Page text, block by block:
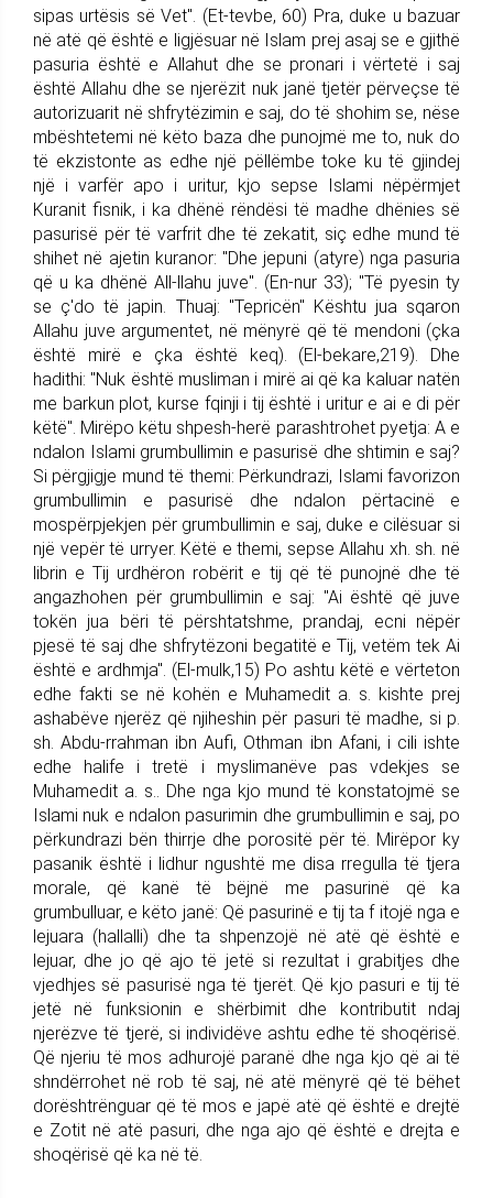
sipas urtësis së Vet". (Et-tevbe, 60) Pra, duke u bazuar
në atë që është e ligjësuar në Islam prej asaj se e gjithë
pasuria është e Allahut dhe se pronari i vërtetë i saj
është Allahu dhe se njerëzit nuk janë tjetër përveçse të
autorizuarit në shfrytëzimin e saj, do të shohim se, nëse
mbështetemi në këto baza dhe punojmë me to, nuk do
të ekzistonte as edhe një pëllëmbe toke ku të gjindej
një i varfër apo i uritur, kjo sepse Islami nëpërmjet
Kuranit fisnik, i ka dhënë rëndësi të madhe dhënies së
pasurisë për të varfrit dhe të zekatit, siç edhe mund të
shihet në ajetin kuranor: "Dhe jepuni (atyre) nga pasuria
që u ka dhënë All-llahu juve". (En-nur 33); "Të pyesin ty
se ç'do të japin. Thuaj: "Tepricën" Kështu jua sqaron
Allahu juve argumentet, në mënyrë që të mendoni (çka
është mirë e çka është keq). (El-bekare,219). Dhe
hadithi: "Nuk është musliman i mirë ai që ka kaluar natën
me barkun plot, kurse fqinji i tij është i uritur e ai e di për
këtë". Mirëpo këtu shpesh-herë parashtrohet pyetja: A e
ndalon Islami grumbullimin e pasurisë dhe shtimin e saj?
Si përgjigje mund të themi: Përkundrazi, Islami favorizon
grumbullimin e pasurisë dhe ndalon përtacinë e
mospërpjekjen për grumbullimin e saj, duke e cilësuar si
një vepër të urryer. Këtë e themi, sepse Allahu xh. sh. në
librin e Tij urdhëron robërit e tij që të punojnë dhe të
angazhohen për grumbullimin e saj: "Ai është që juve
tokën jua bëri të përshtatshme, prandaj, ecni nëpër
pjesë të saj dhe shfrytëzoni begatitë e Tij, vetëm tek Ai
është e ardhmja". (El-mulk,15) Po ashtu këtë e vërteton
edhe fakti se në kohën e Muhamedit a. s. kishte prej
ashabëve njerëz që njiheshin për pasuri të madhe, si p.
sh. Abdu-rrahman ibn Aufi, Othman ibn Afani, i cili ishte
edhe halife i tretë i myslimanëve pas vdekjes se
Muhamedit a. s.. Dhe nga kjo mund të konstatojmë se
Islami nuk e ndalon pasurimin dhe grumbullimin e saj, po
përkundrazi bën thirrje dhe porositë për të. Mirëpor ky
pasanik është i lidhur ngushtë me disa rregulla të tjera
morale, që kanë të bëjnë me pasurinë që ka
grumbulluar, e këto janë: Që pasurinë e tij ta f itojë nga e
lejuara (hallalli) dhe ta shpenzojë në atë që është e
lejuar, dhe jo që ajo të jetë si rezultat i grabitjes dhe
vjedhjes së pasurisë nga të tjerët. Që kjo pasuri e tij të
jetë në funksionin e shërbimit dhe kontributit ndaj
njerëzve të tjerë, si individëve ashtu edhe të shoqërisë.
Që njeriu të mos adhurojë paranë dhe nga kjo që ai të
shndërrohet në rob të saj, në atë mënyrë që të bëhet
dorështrënguar që të mos e japë atë që është e drejtë
e Zotit në atë pasuri, dhe nga ajo që është e drejta e
shoqërisë që ka në të.